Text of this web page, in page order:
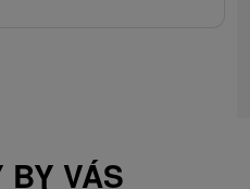
BY VÁS